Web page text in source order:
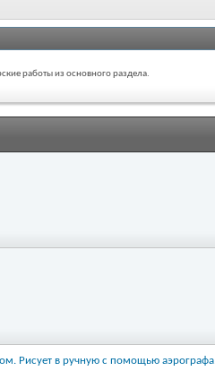
работы из основного раздела.
Рисует в ручную с помощью